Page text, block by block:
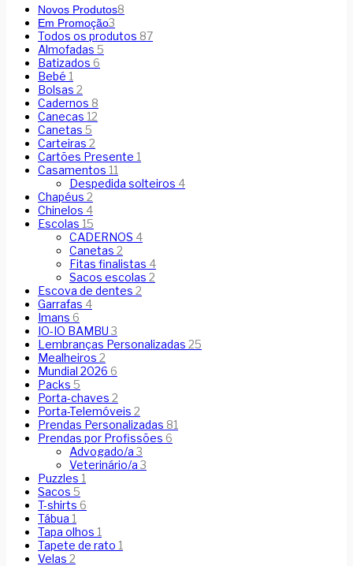
Novos Produtos8
Em Promoção3
Todos os produtos 87
Almofadas 5
Batizados 6
Bebé 1
Bolsas 2
Cadernos 8
Canecas 12
Canetas 5
Carteiras 2
Cartões Presente 1
Casamentos 11
Despedida solteiros 4
Chapéus 2
Chinelos 4
Escolas 15
CADERNOS 4
Canetas 2
Fitas finalistas 4
Sacos escolas 2
Escova de dentes 2
Garrafas 4
Imans 6
IO-IO BAMBU3
Lembranças Personalizadas 25
Mealheiros 2
Mundial 2026 6
Packs 5
Porta-chaves 2
Porta-Telemóveis 2
Prendas Personalizadas 81
Prendas por Profissões 6
Advogado/a3
Veterinário/a3
Puzzles 1
Sacos 5
T-shirts 6
Tábua 1
Tapa olhos 1
Tapete de rato 1
Velas 2